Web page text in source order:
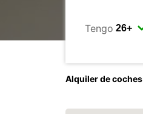
Tengo
Alquiler de coches